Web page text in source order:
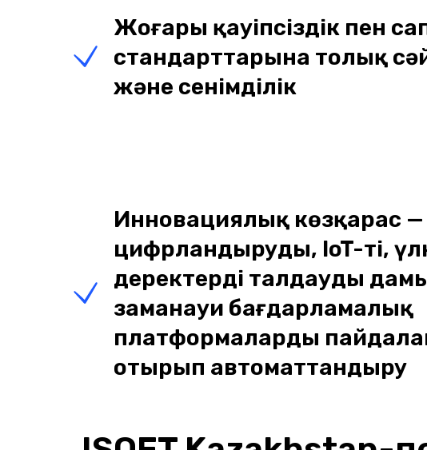
Жоғары қауіпсіздік пен
стандарттарына толық
және сенімділік
Инновациялық көзқарас —
цифрландыруды, IoT-ті,
деректерді талдауды
заманауи бағдарламалық
платформаларды
отырып автоматтандыру